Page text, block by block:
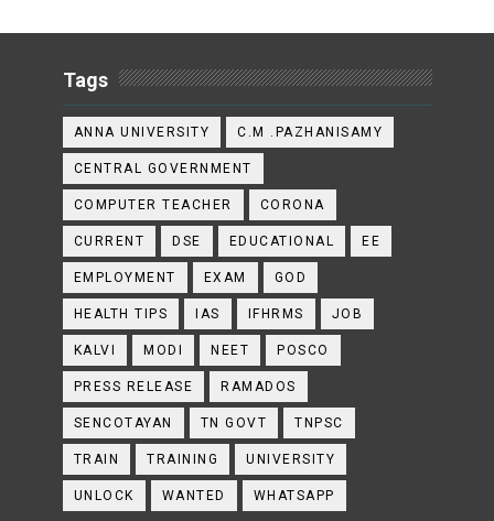
Tags
ANNA UNIVERSITY C.M .PAZHANISAMY
CENTRAL GOVERNMENT
COMPUTER TEACHER CORONA
CURRENT DSE EDUCATIONAL EE
EMPLOYMENT EXAM GOD
HEALTH TIPS IAS IFHRMS JOB
KALVI MODI NEET POSCO
PRESS RELEASE RAMADOS
SENCOTAYAN TN GOVT TNPSC
TRAIN TRAINING UNIVERSITY
UNLOCK WANTED WHATSAPP